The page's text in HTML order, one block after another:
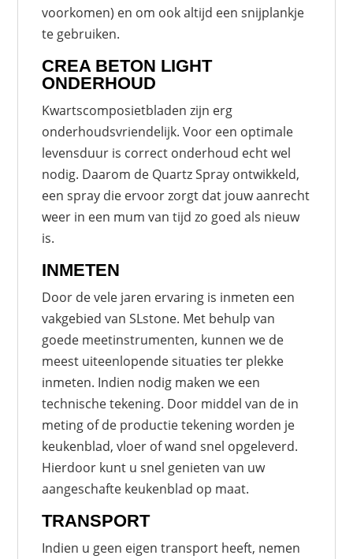
voorkomen) en om ook altijd een snijplankje
te gebruiken.
CREA BETON LIGHT
ONDERHOUD
Kwartscomposietbladen zijn erg
onderhoudsvriendelijk. Voor een optimale
levensduur is correct onderhoud echt wel
nodig. Daarom de Quartz Spray ontwikkeld,
een spray die ervoor zorgt dat jouw aanrecht
weer in een mum van tijd zo goed als nieuw
is.
INMETEN
Door de vele jaren ervaring is inmeten een
vakgebied van SLstone. Met behulp van
goede meetinstrumenten, kunnen we de
meest uiteenlopende situaties ter plekke
inmeten. Indien nodig maken we een
technische tekening. Door middel van de in
meting of de productie tekening worden je
keukenblad, vloer of wand snel opgeleverd.
Hierdoor kunt u snel genieten van uw
aangeschafte keukenblad op maat.
TRANSPORT
Indien u geen eigen transport heeft, nemen